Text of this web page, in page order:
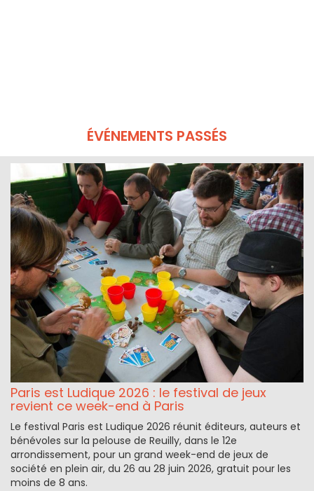
ÉVÉNEMENTS PASSÉS
Paris est Ludique 2026 : le festival de jeux
revient ce week-end à Paris
Le festival Paris est Ludique 2026 réunit éditeurs, auteurs et
bénévoles sur la pelouse de Reuilly, dans le 12e
arrondissement, pour un grand week-end de jeux de
société en plein air, du 26 au 28 juin 2026, gratuit pour les
moins de 8 ans.